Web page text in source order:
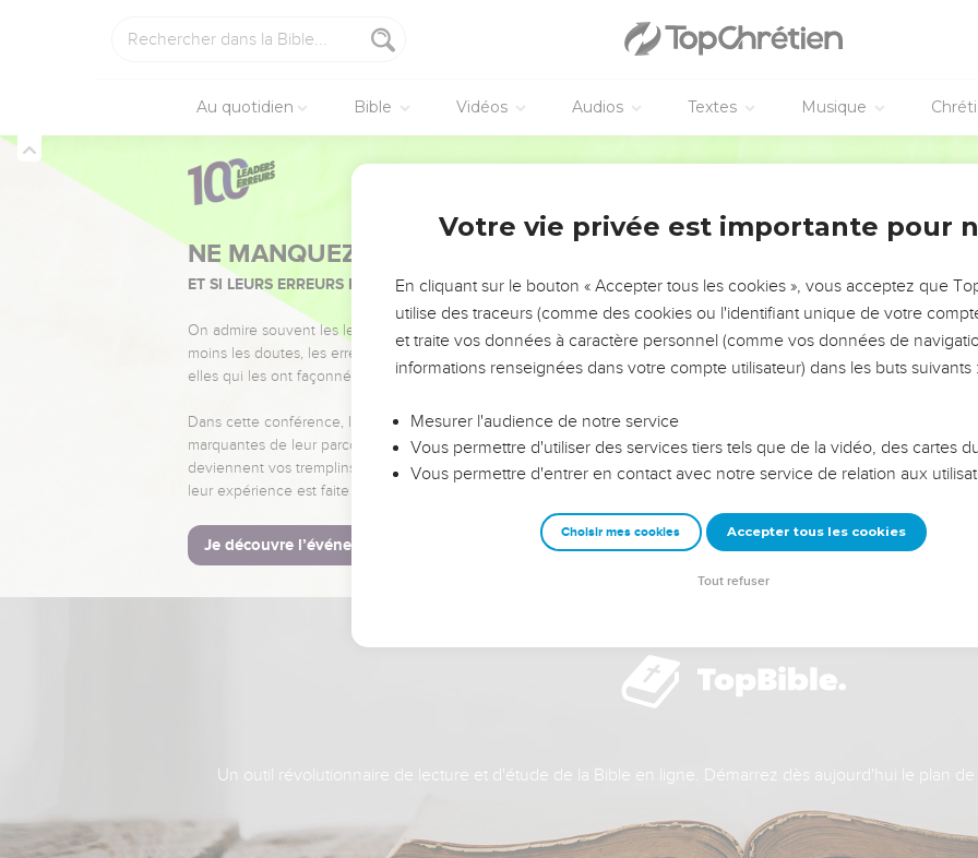
Au quotidien Bible Vidéos Audios Textes Musique
NE MANQUEZ PAS L’ÉVÉNEMENT DE L’ANNÉE !
ET SI LEURS ERREURS POUVAIENT VOUS ÉVITER LES VOTRES ?
On admire souvent les leaders pour leurs réussites, leur impact, leur foi ou leur vision. Mais on voit
moins les doutes, les erreurs et les saisons difficiles qu'ils ont traversés, alors même que ce sont
elles qui les ont façonnés.
Dans cette conférence, leaders, entrepreneurs, et responsables reviennent sur les erreurs
marquantes de leur parcours et les clés pour avancer avec plus de sagesse afin que leurs erreurs
deviennent vos tremplins. Que vous guidiez un ministère, une équipe, un groupe ou une famille,
leur expérience est faite pour vous.
Je découvre l’événement
Un outil révolutionnaire de lecture et d'étude de la Bible en ligne. Démarrez dès aujourd'hui le plan
Votre vie privée est importante pour
En cliquant sur le bouton « Accepter tous les cookies », vous acceptez que
utilise des traceurs (comme des cookies ou l'identifiant unique de votre
et traite vos données à caractère personnel (comme vos données de
informations renseignées dans votre compte utilisateur) dans les buts suivants
Mesurer l'audience de notre service
Vous permettre d'utiliser des services tiers tels que de la vidéo, des cartes
Vous permettre d'entrer en contact avec notre service de relation aux
Choisir mes cookies Accepter tous les cookies
Tout refuser